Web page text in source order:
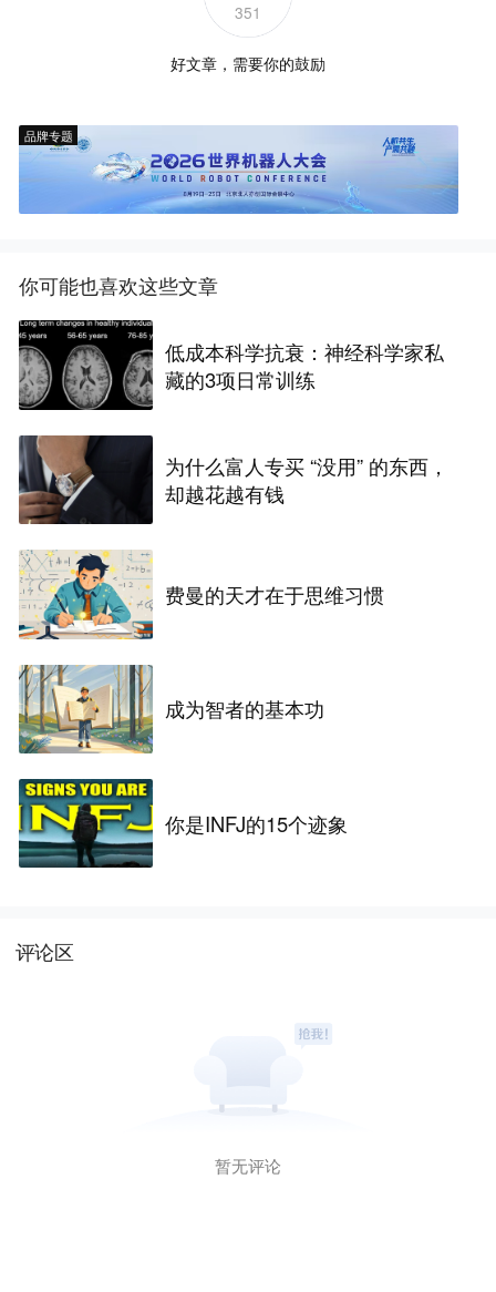
351
好文章，需要你的鼓励
品牌专题
你可能也喜欢这些文章
低成本科学抗衰：神经科学家私
藏的3项日常训练
为什么富人专买 “没用” 的东西，
却越花越有钱
费曼的天才在于思维习惯
成为智者的基本功
你是INFJ的15个迹象
评论区
暂无评论